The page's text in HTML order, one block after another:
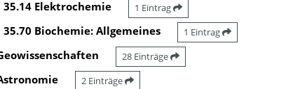
35.14 Elektrochemie 1 Eintrag
35.70 Biochemie: Allgemeines 1 Eintrag
28 Einträge
2 Einträge